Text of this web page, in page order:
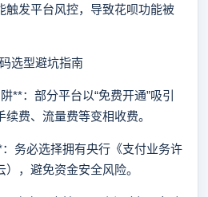
触发平台风控，导致花呗功能被
选型避坑指南
：部分平台以“免费开通”吸引
费、流量费等变相收费。
必选择拥有央行《支付业务许
，避免资金安全风险。